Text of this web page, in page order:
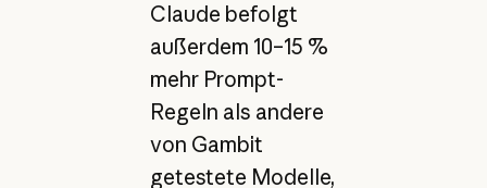
Claude befolgt
außerdem 10–15 %
mehr Prompt-
Regeln als andere
von Gambit
getestete Modelle,